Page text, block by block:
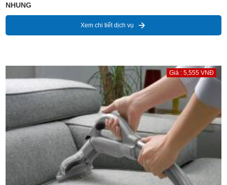
NHUNG
Xem chi tiết dịch vụ
Giá : 5,555 VNĐ